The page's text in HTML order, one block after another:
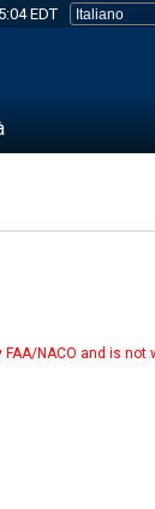
EDT
NACO and is not